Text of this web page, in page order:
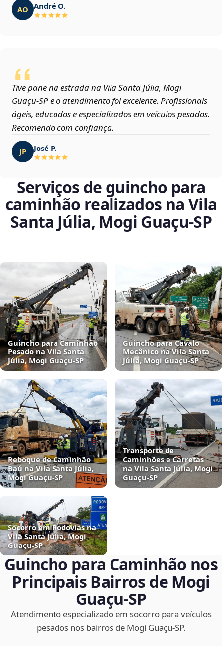
AO André O.
Tive pane na estrada na Vila Santa Júlia, Mogi
Guaçu‑SP e o atendimento foi excelente. Profissionais
ágeis, educados e especializados em veículos pesados.
Recomendo com confiança.
JP José P.
Serviços de guincho para
caminhão realizados na Vila
Santa Júlia, Mogi Guaçu‑SP
Guincho para Caminhão
Pesado na Vila Santa
Júlia, Mogi Guaçu‑SP
Guincho para Cavalo
Mecânico na Vila Santa
Júlia, Mogi Guaçu‑SP
Reboque de Caminhão
Baú na Vila Santa Júlia,
Mogi Guaçu‑SP
Transporte de
Caminhões e Carretas
na Vila Santa Júlia, Mogi
Guaçu‑SP
Socorro em Rodovias na
Vila Santa Júlia, Mogi
Guaçu‑SP
Guincho para Caminhão nos
Principais Bairros de Mogi
Guaçu‑SP
Atendimento especializado em socorro para veículos
pesados nos bairros de Mogi Guaçu‑SP.